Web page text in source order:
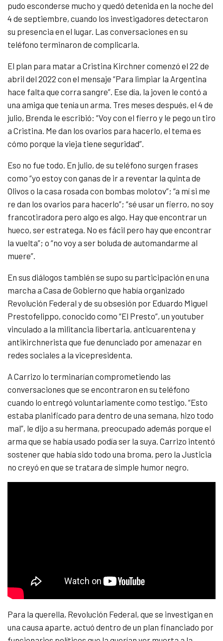
pudo esconderse mucho y quedó detenida en la noche del
4 de septiembre, cuando los investigadores detectaron
su presencia en el lugar. Las conversaciones en su
teléfono terminaron de complicarla.
El plan para matar a Cristina Kirchner comenzó el 22 de
abril del 2022 con el mensaje “Para limpiar la Argentina
hace falta que corra sangre”. Ese día, la joven le contó a
una amiga que tenía un arma. Tres meses después, el 4 de
julio, Brenda le escribió: “Voy con el fierro y le pego un tiro
a Cristina. Me dan los ovarios para hacerlo, el tema es
cómo porque la vieja tiene seguridad”.
Eso no fue todo. En julio, de su teléfono surgen frases
como “yo estoy con ganas de ir a reventar la quinta de
Olivos o la casa rosada con bombas molotov”; “a mí si me
re dan los ovarios para hacerlo”; “sé usar un fierro, no soy
francotiradora pero algo es algo. Hay que encontrar un
hueco, ser estratega. No es fácil pero hay que encontrar
la vuelta”; o “no voy a ser boluda de automandarme al
muere”.
En sus diálogos también se supo su participación en una
marcha a Casa de Gobierno que había organizado
Revolución Federal y de su obsesión por Eduardo Miguel
Prestofelippo, conocido como “El Presto”, un youtuber
vinculado a la militancia libertaria, anticuarentena y
antikirchnerista que fue denunciado por amenazar en
redes sociales a la vicepresidenta.
A Carrizo lo terminarían comprometiendo las
conversaciones que se encontraron en su teléfono
cuando lo entregó voluntariamente como testigo. “Esto
estaba planificado para dentro de una semana, hizo todo
mal”, le dijo a su hermana, preocupado además porque el
arma que se había usado podía ser la suya. Carrizo intentó
sostener que había sido todo una broma, pero la Justicia
no creyó en que se tratara de simple humor negro.
Para la querella, Revolución Federal, que se investigan en
una causa aparte, actuó dentro de un plan financiado por